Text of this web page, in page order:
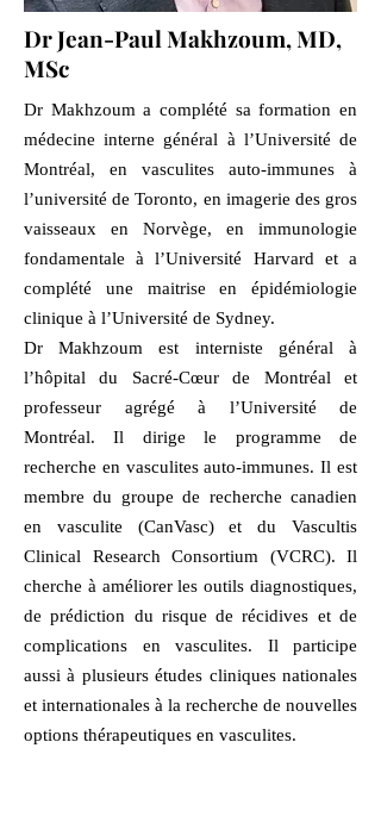
Dr Jean-Paul Makhzoum, MD,
MSc
Dr Makhzoum a complété sa formation en
médecine interne général à l’Université de
Montréal, en vasculites auto-immunes à
l’université de Toronto, en imagerie des gros
vaisseaux en Norvège, en immunologie
fondamentale à l’Université Harvard et a
complété une maitrise en épidémiologie
clinique à l’Université de Sydney.
Dr Makhzoum est interniste général à
l’hôpital du Sacré-Cœur de Montréal et
professeur agrégé à l’Université de
Montréal. Il dirige le programme de
recherche en vasculites auto-immunes. Il est
membre du groupe de recherche canadien
en vasculite (CanVasc) et du Vascultis
Clinical Research Consortium (VCRC). Il
cherche à améliorer les outils diagnostiques,
de prédiction du risque de récidives et de
complications en vasculites. Il participe
aussi à plusieurs études cliniques nationales
et internationales à la recherche de nouvelles
options thérapeutiques en vasculites.